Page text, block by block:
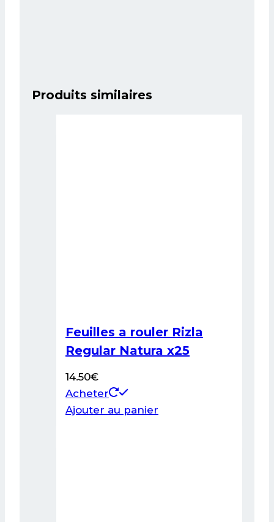
Produits similaires
Feuilles a rouler Rizla
Regular Natura x25
14.50€
Acheter
Ajouter au panier